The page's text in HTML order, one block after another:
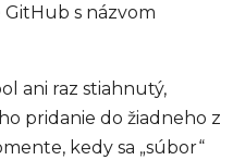
s názvom
ani raz stiahnutý,
pridanie do žiadneho z
kedy sa „súbor“